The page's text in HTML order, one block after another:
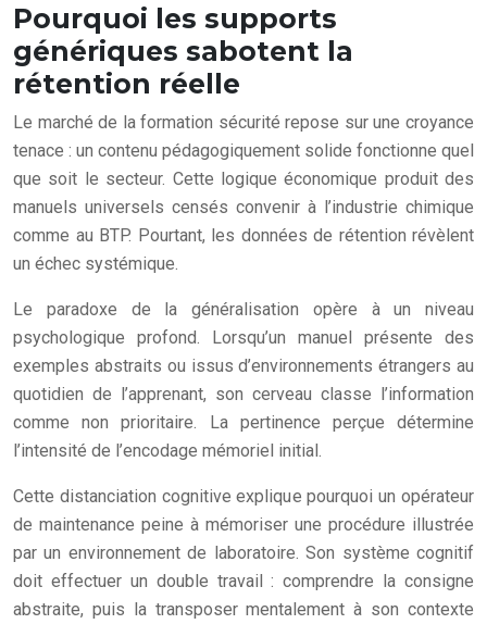
Pourquoi les supports
génériques sabotent la
rétention réelle
Le marché de la formation sécurité repose sur une croyance
tenace : un contenu pédagogiquement solide fonctionne quel
que soit le secteur. Cette logique économique produit des
manuels universels censés convenir à l’industrie chimique
comme au BTP. Pourtant, les données de rétention révèlent
un échec systémique.
Le paradoxe de la généralisation opère à un niveau
psychologique profond. Lorsqu’un manuel présente des
exemples abstraits ou issus d’environnements étrangers au
quotidien de l’apprenant, son cerveau classe l’information
comme non prioritaire. La pertinence perçue détermine
l’intensité de l’encodage mémoriel initial.
Cette distanciation cognitive explique pourquoi un opérateur
de maintenance peine à mémoriser une procédure illustrée
par un environnement de laboratoire. Son système cognitif
doit effectuer un double travail : comprendre la consigne
abstraite, puis la transposer mentalement à son contexte